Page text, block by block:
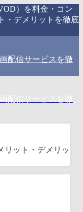
）を料金・コン
・デメリットを徹底
配信サービスを徹
配信サービスを徹
リット・デメリッ